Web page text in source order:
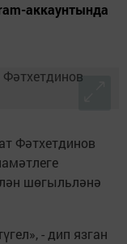
аккаунтында
Фәтхетдинов
шөгыльләнә
- дип язган